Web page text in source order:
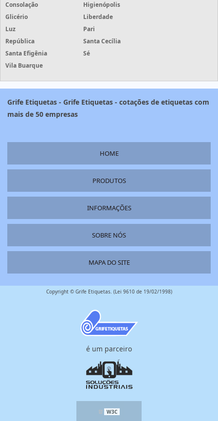
Consolação
Higienópolis
Glicério
Liberdade
Luz
Pari
República
Santa Cecília
Santa Efigênia
Sé
Vila Buarque
Grife Etiquetas - Grife Etiquetas - cotações de etiquetas com
mais de 50 empresas
HOME
PRODUTOS
INFORMAÇÕES
SOBRE NÓS
MAPA DO SITE
Copyright © Grife Etiquetas. (Lei 9610 de 19/02/1998)
é um parceiro
W3C